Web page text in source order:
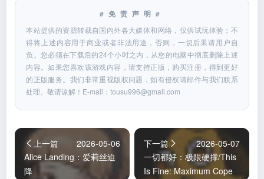
#免责声明#
本站提供的资源转载自国内外各大媒体和网络，仅供试玩体验；不
得将上述内容用于商业或者非法用途，否则，一切后果请用户自
负。您必须在下载后的24个小时之内，从您的电脑中彻底删除上述
内容。如果您喜欢该游戏内容，请支持正版，购买注册，得到更好
的正版服务。我们非常重视版权问题，如有侵权请邮件与我们联系
处理。敬请谅解！E-mail：tousu996@gmail.com
上一篇
2026-05-06
Alice Landing：爱莉丝迫
降
下一篇
2026-05-07
一切都好：极限硬撑/This
Is Fine: Maximum Cope